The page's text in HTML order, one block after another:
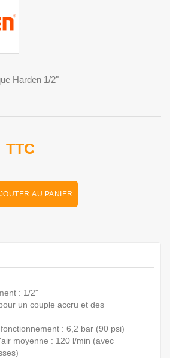
Harden 1/2"
TTC
AU PANIER
: 1/2"
un couple accru et des
: 6,2 bar (90 psi)
moyenne : 120 l/min (avec